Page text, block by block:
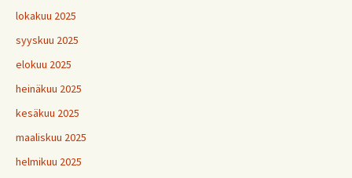
lokakuu 2025
syyskuu 2025
elokuu 2025
heinäkuu 2025
kesäkuu 2025
maaliskuu 2025
helmikuu 2025